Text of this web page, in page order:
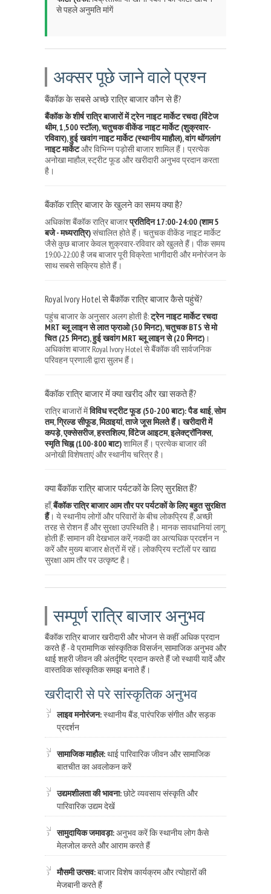
से पहले अनुमति मांगें
अक्सर पूछे जाने वाले प्रश्न
बैंकॉक के सबसे अच्छे रात्रि बाजार कौन से हैं?
बैंकॉक के शीर्ष रात्रि बाजारों में ट्रेन नाइट मार्केट रचदा (विंटेज
थीम, 1,500 स्टॉल), चतुचक वीकेंड नाइट मार्केट (शुक्रवार-
रविवार), हुई खवांग नाइट मार्केट (स्थानीय माहौल), वांग थोंगलांग
नाइट मार्केटऔर विभिन्न पड़ोसी बाजार शामिल हैं। प्रत्येक
अनोखा माहौल, स्ट्रीट फूड और खरीदारी अनुभव प्रदान करता
है।
बैंकॉक रात्रि बाजार के खुलने का समय क्या है?
अधिकांश बैंकॉक रात्रि बाजारप्रतिदिन 17:00-24:00 (शाम 5
बजे - मध्यरात्रि)संचालित होते हैं। चतुचक वीकेंड नाइट मार्केट
जैसे कुछ बाजार केवल शुक्रवार-रविवार को खुलते हैं। पीक समय
19:00-22:00 है जब बाजार पूरी विक्रेता भागीदारी और मनोरंजन के
साथ सबसे सक्रिय होते हैं।
Royal Ivory Hotel से बैंकॉक रात्रि बाजार कैसे पहुंचें?
पहुंच बाजार के अनुसार अलग होती है:ट्रेन नाइट मार्केट रचदा
MRT ब्लू लाइन से लात फ्राओ (30 मिनट), चतुचक BTS से मो
चित (25 मिनट), हुई खवांग MRT ब्लू लाइन से (20 मिनट) ।
अधिकांश बाजार Royal Ivory Hotel से बैंकॉक की सार्वजनिक
परिवहन प्रणाली द्वारा सुलभ हैं।
बैंकॉक रात्रि बाजार में क्या खरीद और खा सकते हैं?
रात्रि बाजारों मेंविविध स्ट्रीट फूड (50-200 बाट): पैड थाई, सोम
तम, ग्रिल्ड सीफूड, मिठाइयां, ताजे जूस मिलते हैं। खरीदारी में
कपड़े, एक्सेसरीज, हस्तशिल्प, विंटेज आइटम, इलेक्ट्रॉनिक्स,
स्मृति चिह्न (100-800 बाट)शामिल हैं। प्रत्येक बाजार की
अनोखी विशेषताएं और स्थानीय चरित्र है।
क्या बैंकॉक रात्रि बाजार पर्यटकों के लिए सुरक्षित हैं?
हाँ,बैंकॉक रात्रि बाजार आम तौर पर पर्यटकों के लिए बहुत सुरक्षित
हैं। ये स्थानीय लोगों और परिवारों के बीच लोकप्रिय हैं, अच्छी
तरह से रोशन हैं और सुरक्षा उपस्थिति है। मानक सावधानियां लागू
होती हैं: सामान की देखभाल करें, नकदी का अत्यधिक प्रदर्शन न
करें और मुख्य बाजार क्षेत्रों में रहें। लोकप्रिय स्टॉलों पर खाद्य
सुरक्षा आम तौर पर उत्कृष्ट है।
सम्पूर्ण रात्रि बाजार अनुभव
बैंकॉक रात्रि बाजार खरीदारी और भोजन से कहीं अधिक प्रदान
करते हैं - वे प्रामाणिक सांस्कृतिक विसर्जन, सामाजिक अनुभव और
थाई शहरी जीवन की अंतर्दृष्टि प्रदान करते हैं जो स्थायी यादें और
वास्तविक सांस्कृतिक समझ बनाते हैं।
खरीदारी से परे सांस्कृतिक अनुभव
लाइव मनोरंजन:स्थानीय बैंड, पारंपरिक संगीत और सड़क
प्रदर्शन
सामाजिक माहौल:थाई पारिवारिक जीवन और सामाजिक
बातचीत का अवलोकन करें
उद्यमशीलता की भावना:छोटे व्यवसाय संस्कृति और
पारिवारिक उद्यम देखें
सामुदायिक जमावड़ा:अनुभव करें कि स्थानीय लोग कैसे
मेलजोल करते और आराम करते हैं
मौसमी उत्सव:बाजार विशेष कार्यक्रम और त्योहारों की
मेजबानी करते हैं